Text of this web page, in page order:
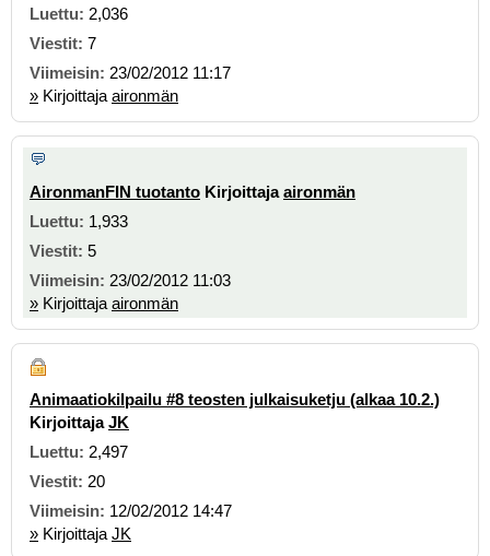
2,036
7
23/02/2012 11:17
» Kirjoittaja aironmän
AironmanFIN tuotanto Kirjoittajaaironmän
1,933
5
23/02/2012 11:03
» Kirjoittaja aironmän
Animaatiokilpailu #8 teosten julkaisuketju (alkaa 10.2.)
KirjoittajaJK
2,497
20
12/02/2012 14:47
» Kirjoittaja JK